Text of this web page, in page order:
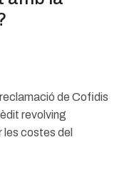
de Cofidis
revolving
costes del